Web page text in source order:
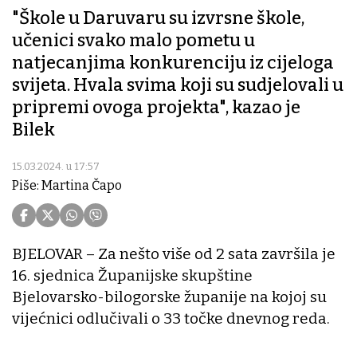
"Škole u Daruvaru su izvrsne škole,
učenici svako malo pometu u
natjecanjima konkurenciju iz cijeloga
svijeta. Hvala svima koji su sudjelovali u
pripremi ovoga projekta", kazao je
Bilek
15.03.2024. u 17:57
Piše: Martina Čapo
BJELOVAR – Za nešto više od 2 sata završila je
16. sjednica Županijske skupštine
Bjelovarsko-bilogorske županije na kojoj su
vijećnici odlučivali o 33 točke dnevnog reda.